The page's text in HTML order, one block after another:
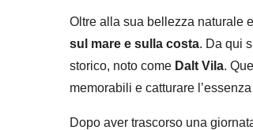
Oltre alla sua bellezza naturale
sul mare e sulla costa. Da qui
storico, noto come Dalt Vila.
memorabili e catturare
Dopo aver trascorso una